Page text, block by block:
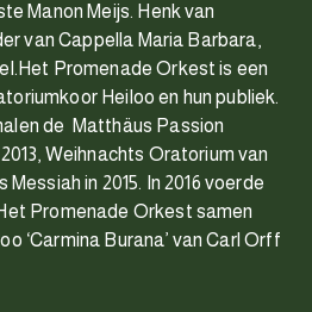
Manon Meijs. Henk van
van Cappella Maria Barbara,
Promenade Orkest is een
Heiloo en hun publiek.
de Matthäus Passion
Weihnachts Oratorium van
Messiah in 2015. In 2016 voerde
Promenade Orkest samen
‘Carmina Burana’ van Carl Orff